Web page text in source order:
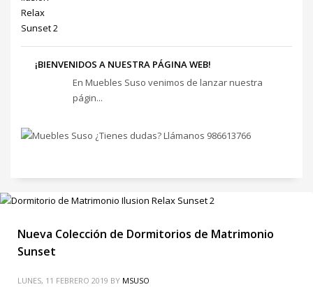
¡BIENVENIDOS A NUESTRA PÁGINA WEB!
En Muebles Suso venimos de lanzar nuestra
págin...
Nueva Colección de Dormitorios de Matrimonio
Sunset
LUNES, 11 FEBRERO 2019 BY MSUSO